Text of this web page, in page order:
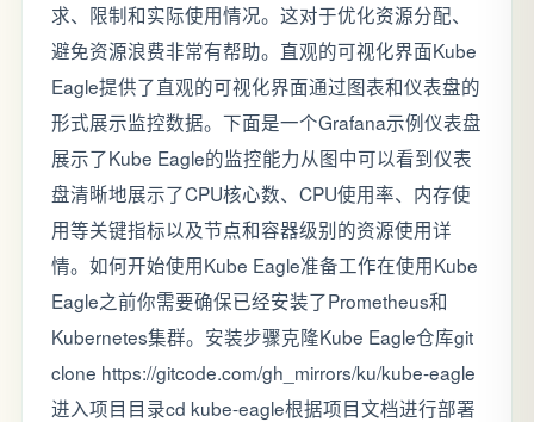
求、限制和实际使用情况。这对于优化资源分配、
避免资源浪费非常有帮助。直观的可视化界面Kube
Eagle提供了直观的可视化界面通过图表和仪表盘的
形式展示监控数据。下面是一个Grafana示例仪表盘
展示了Kube Eagle的监控能力从图中可以看到仪表
盘清晰地展示了CPU核心数、CPU使用率、内存使
用等关键指标以及节点和容器级别的资源使用详
情。如何开始使用Kube Eagle准备工作在使用Kube
Eagle之前你需要确保已经安装了Prometheus和
Kubernetes集群。安装步骤克隆Kube Eagle仓库git
clone https://gitcode.com/gh_mirrors/ku/kube-eagle
进入项目目录cd kube-eagle根据项目文档进行部署